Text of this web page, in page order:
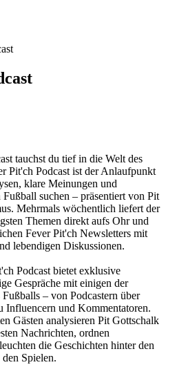
tauchst du tief in die Welt des
Pit'ch Podcast ist der Anlaufpunkt
klare Meinungen und
suchen – präsentiert von Pit
Mehrmals wöchentlich liefert der
Themen direkt aufs Ohr und
Fever Pit'ch Newsletters mit
lebendigen Diskussionen.
Podcast bietet exklusive
Gespräche mit einigen der
– von Podcastern über
Influencern und Kommentatoren.
Gästen analysieren Pit Gottschalk
Nachrichten, ordnen
die Geschichten hinter den
Spielen.